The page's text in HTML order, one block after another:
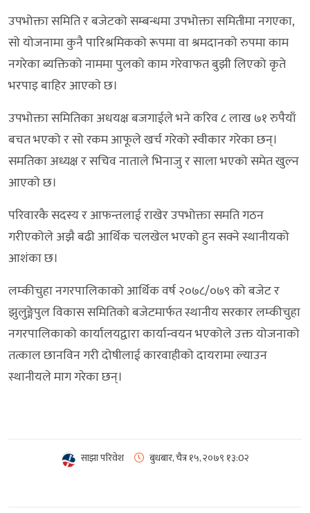
उपभोक्ता समिति र बजेटको सम्बन्धमा उपभोक्ता समितीमा नगएका,
सो योजनामा कुनै पारिश्रमिकको रूपमा वा श्रमदानको रुपमा काम
नगरेका ब्यक्तिको नाममा पुलको काम गरेवाफत बुझी लिएको कृते
भरपाइ बाहिर आएकाे छ।
उपभोक्ता समितिका अधयक्ष बजगाईले भने करिव ८ लाख ७१ रुपैयाँ
बचत भएको र सो रकम आफूले खर्च गरेको स्वीकार गरेका छन्।
समतिका अध्यक्ष र सचिव नाताले भिनाजु र साला भएको समेत खुल्न
आएको छ।
परिवारकै सदस्य र आफन्तलाई राखेर उपभोक्ता समति गठन
गरीएकोले अझै बढी आर्थिक चलखेल भएको हुन सक्ने स्थानीयको
आशंका छ।
लम्कीचुहा नगरपालिकाको आर्थिक वर्ष २०७८/०७९ को बजेट र
झुलुङ्गेपुल विकास समितिको बजेटमार्फत स्थानीय सरकार लम्कीचुहा
नगरपालिकाको कार्यालयद्वारा कार्यान्वयन भएकोले उक्त योजनाको
तत्काल छानविन गरी दोषीलाई कारवाहीको दायरामा ल्याउन
स्थानीयले माग गरेका छन्।
साझा परिवेश बुधबार, चैत्र १५, २०७९ १३:0२